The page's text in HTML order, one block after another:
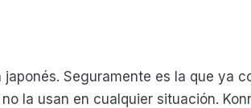
Seguramente es la que ya
la usan en cualquier situación.